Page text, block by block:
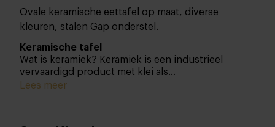
Ovale keramische eettafel op maat, diverse
kleuren, stalen Gap onderstel.
Keramische tafel
Wat is keramiek? Keramiek is een industrieel
vervaardigd product met klei als
hoofdbestanddeel. De klei is onder extreem hoge
Lees meer